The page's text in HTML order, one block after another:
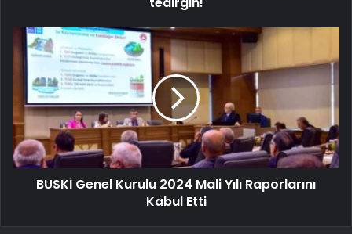
BUSKİ Genel Kurulu 2024 Mali Yılı Raporlarını
Kabul Etti